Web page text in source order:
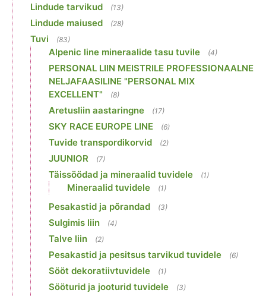
Lindude tarvikud (13)
Lindude maiused (28)
Tuvi (83)
Alpenic line mineraalide tasu tuvile (4)
PERSONAL LIIN MEISTRILE PROFESSIONAALNE
NELJAFAASILINE "PERSONAL MIX
EXCELLENT"
(8)
Aretusliin aastaringne (17)
SKY RACE EUROPE LINE (6)
Tuvide transpordikorvid (2)
JUUNIOR (7)
Täissöödad ja mineraalid tuvidele (1)
Mineraalid tuvidele (1)
Pesakastid ja põrandad (3)
Sulgimis liin (4)
Talve liin (2)
Pesakastid ja pesitsus tarvikud tuvidele (6)
Sööt dekoratiivtuvidele (1)
Sööturid ja jooturid tuvidele (3)